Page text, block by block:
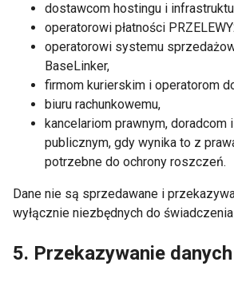
dostawcom hostingu i
operatorowi płatności
operatorowi systemu
BaseLinker,
firmom kurierskim i operatorom
biuru rachunkowemu,
kancelariom prawnym, doradcom
publicznym, gdy wynika to z
potrzebne do ochrony roszczeń.
Dane nie są sprzedawane i
wyłącznie niezbędnych do świadczenia
5. Przekazywanie danych